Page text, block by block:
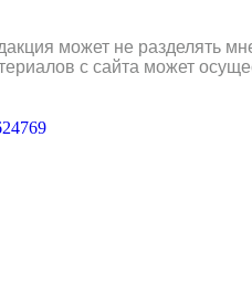
может не разделять
с сайта может